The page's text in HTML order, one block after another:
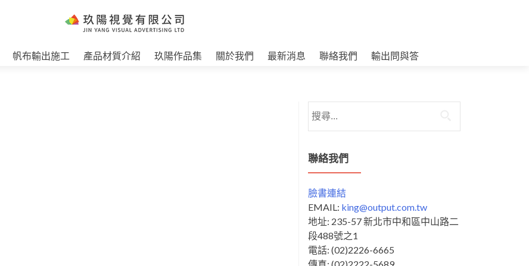
帆布輸出施工 產品材質介紹 玖陽作品集 關於我們 最新消息 聯絡我們 輸出問與答
尋
鍵
字:
聯絡我們
臉書連結
EMAIL: king@output.com.tw
地址: 235-57 新北市中和區中山路二
段488號之1
電話: (02)2226-6665